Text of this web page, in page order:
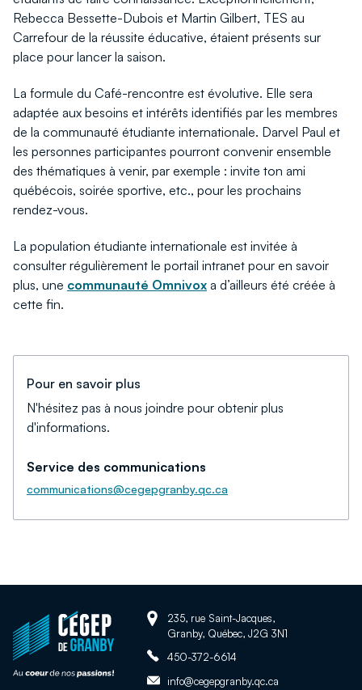
Rebecca Bessette-Dubois et Martin Gilbert, TES au
Carrefour de la réussite éducative, étaient présents sur
place pour lancer la saison.
La formule du Café-rencontre est évolutive. Elle sera
adaptée aux besoins et intérêts identifiés par les membres
de la communauté étudiante internationale. Darvel Paul et
les personnes participantes pourront convenir ensemble
des thématiques à venir, par exemple : invite ton ami
québécois, soirée sportive, etc., pour les prochains
rendez-vous.
La population étudiante internationale est invitée à
consulter régulièrement le portail intranet pour en savoir
plus, une communauté Omnivox a d’ailleurs été créée à
cette fin.
Pour en savoir plus
N'hésitez pas à nous joindre pour obtenir plus
d'informations.
Service des communications
communications@cegepgranby.qc.ca
Retour
à
page
Adresse:235, rue Saint-Jacques,
Granby, Québec, J2G 3N1
Téléphone:
450-372-6614
Adresse
info@cegepgranby.qc.ca